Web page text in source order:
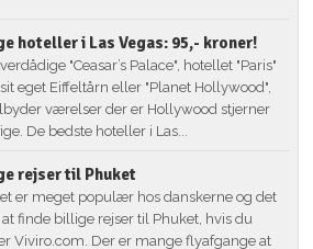
hoteller i Las Vegas: 95,- kroner!
"Ceasar’s Palace", hotellet "Paris"
eget Eiffeltårn eller "Planet Hollywood",
værelser der er Hollywood stjerner
De bedste hoteller i Las...
rejser til Phuket
er meget populær hos danskerne og det
finde billige rejser til Phuket, hvis du
Viviro.com. Der er mange flyafgange at